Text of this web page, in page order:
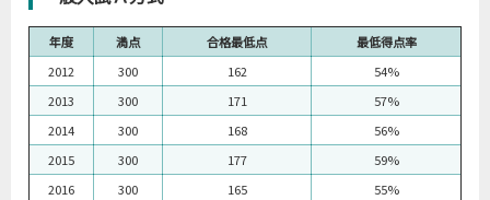
年度 満点 合格最低点
最低得点率
2012
300 162
54%
2013
300 171
57%
2014
300 168
56%
2015
300 177
59%
2016
300 165
55%